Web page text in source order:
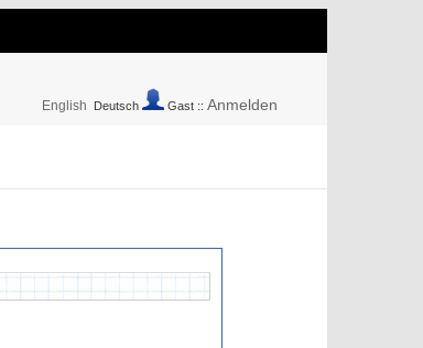
English Deutsch Gast :: Anmelden